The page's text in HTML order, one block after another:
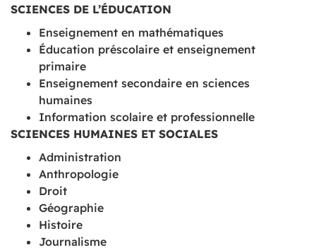
SCIENCES DE L’ÉDUCATION
Enseignement en mathématiques
Éducation préscolaire et enseignement
primaire
Enseignement secondaire en sciences
humaines
Information scolaire et professionnelle
SCIENCES HUMAINES ET SOCIALES
Administration
Anthropologie
Droit
Géographie
Histoire
Journalisme